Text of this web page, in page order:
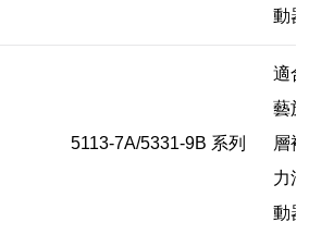
動
5113-7A/5331-9B 系列
適
藝
層
力
動